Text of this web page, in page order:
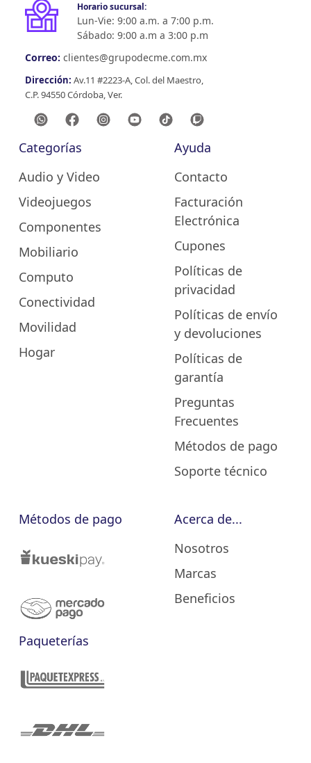
Horario sucursal:
Lun-Vie: 9:00 a.m. a 7:00 p.m.
Sábado: 9:00 a.m a 3:00 p.m
Correo: clientes@grupodecme.com.mx
Dirección: Av.11 #2223-A, Col. del Maestro,
C.P. 94550 Córdoba, Ver.
Categorías
Audio y Video
Videojuegos
Componentes
Mobiliario
Computo
Conectividad
Movilidad
Hogar
Ayuda
Contacto
Facturación
Electrónica
Cupones
Políticas de
privacidad
Políticas de envío
y devoluciones
Políticas de
garantía
Preguntas
Frecuentes
Métodos de pago
Soporte técnico
Métodos de pago
Paqueterías
Acerca de...
Nosotros
Marcas
Beneficios